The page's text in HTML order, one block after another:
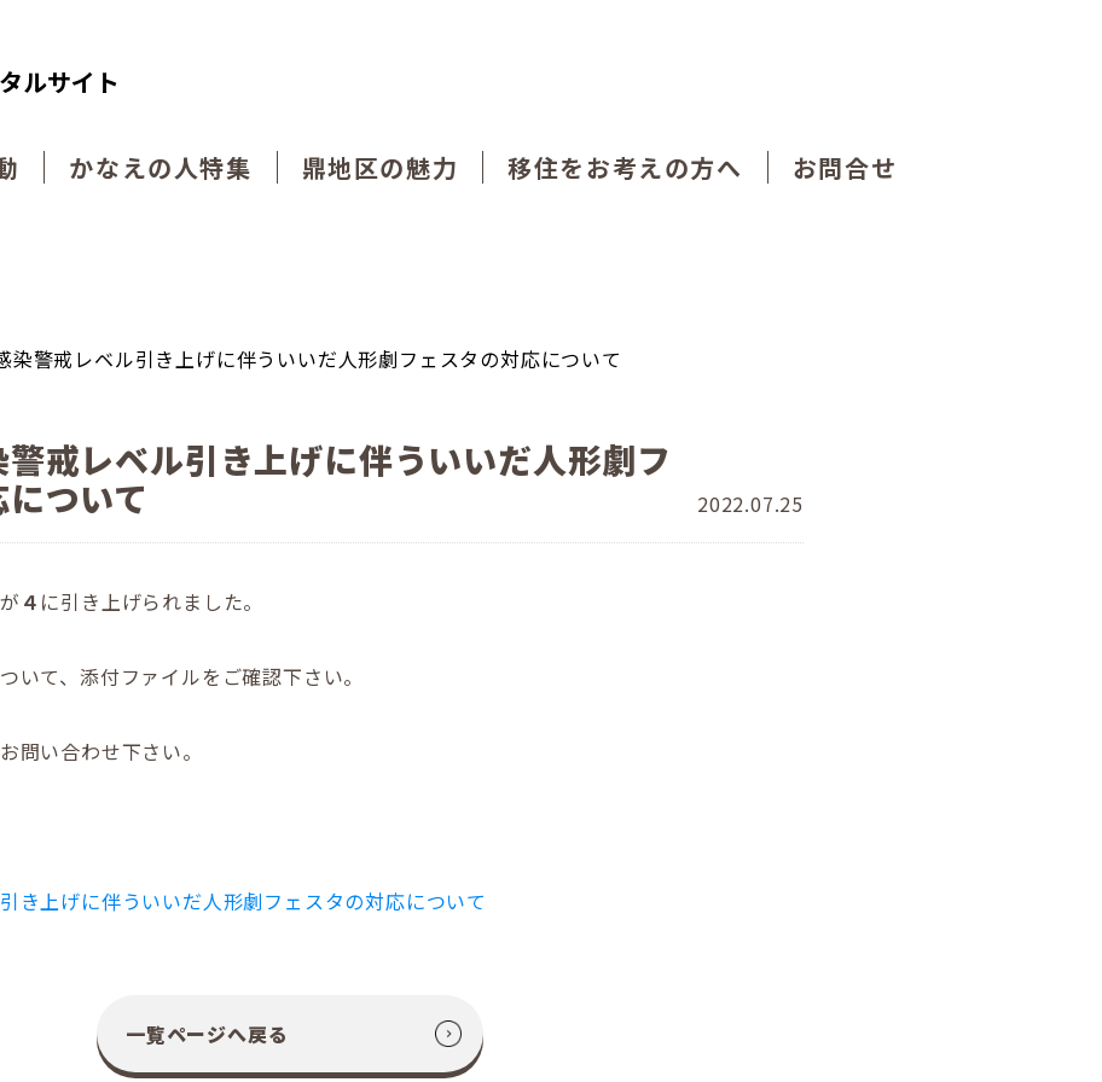
ルサイト
かなえの人特集 鼎地区の魅力 移住をお考えの方へ お問合せ
染警戒レベル引き上げに伴ういいだ人形劇フェスタの対応について
2022.07.25
戒レベル引き上げに伴ういいだ人形劇フ
ついて
４ に引き上げられました。
いて、添付ファイルをご確認下さい。
問い合わせ下さい。
き上げに伴ういいだ人形劇フェスタの対応について
一覧ページへ戻る